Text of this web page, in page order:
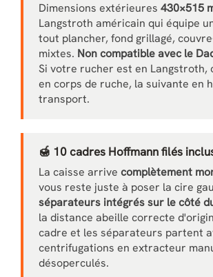
Dimensions extérieures 430×515
Langstroth américain qui équipe
tout plancher, fond grillagé,
mixtes. Non compatible avec le
Si votre rucher est en Langstroth,
en corps de ruche, la suivante en
transport.
🍯 10 cadres Hoffmann filés
La caisse arrive complètement
vous reste juste à poser la cire
séparateurs intégrés sur le côté
la distance abeille correcte
cadre et les séparateurs partent
centrifugations en extracteur
désoperculés.